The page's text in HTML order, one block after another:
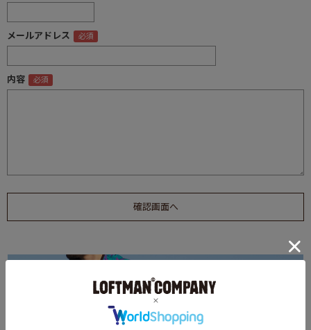
メールアドレス
内容